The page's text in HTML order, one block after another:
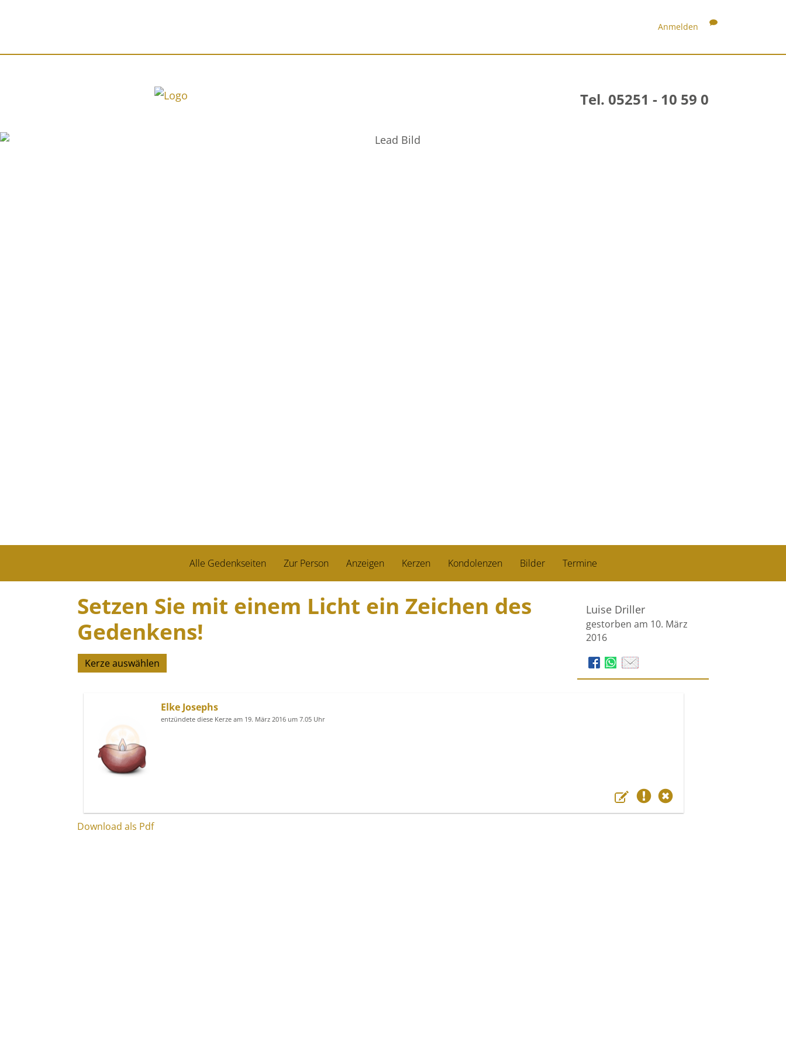
Anmelden
Tel. 05251 - 10 59 0
Alle Gedenkseiten Zur Person Anzeigen Kerzen Kondolenzen Bilder Termine
Setzen Sie mit einem Licht ein Zeichen des
Gedenkens!
Kerze auswählen
Luise Driller
gestorben am 10. März
2016
Elke Josephs
entzündete diese Kerze am 19. März 2016 um 7.05 Uhr
Download als Pdf